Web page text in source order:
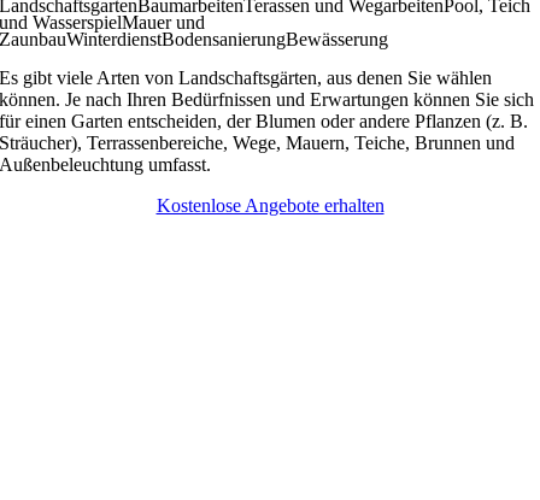
LandschaftsgartenBaumarbeitenTerassen und WegarbeitenPool, Teich
und WasserspielMauer und
ZaunbauWinterdienstBodensanierungBewässerung
Es gibt viele Arten von Landschaftsgärten, aus denen Sie wählen
können. Je nach Ihren Bedürfnissen und Erwartungen können Sie sich
für einen Garten entscheiden, der Blumen oder andere Pflanzen (z. B.
Sträucher), Terrassenbereiche, Wege, Mauern, Teiche, Brunnen und
Außenbeleuchtung umfasst.
Kostenlose Angebote erhalten